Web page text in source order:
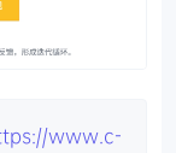
www.c-